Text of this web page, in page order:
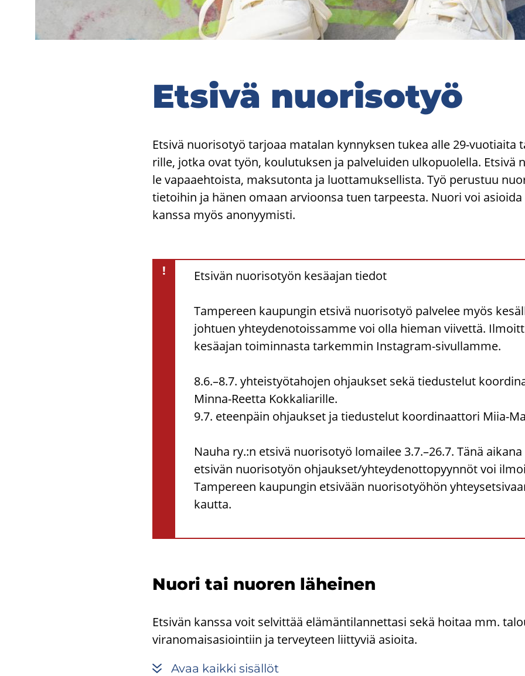
Et­si­vä nuo­ri­so­työ
Et­si­vä nuo­ri­so­työ tar­jo­aa ma­ta­lan kyn­nyk­sen tukea alle 29-​
ril­le, jotka ovat työn, kou­lu­tuk­sen ja pal­ve­lui­den ul­ko­puo­lel­la.
le va­paa­eh­tois­ta, mak­su­ton­ta ja luot­ta­muk­sel­lis­ta. Työ pe­rus­tuu
tie­toi­hin ja hänen omaan ar­vioon­sa tuen tar­pees­ta. Nuori voi
kans­sa myös ano­nyy­mis­ti.
! Etsivän nuorisotyön kesäajan tiedot
Tampereen kaupungin etsivä nuorisotyö palvelee myös
johtuen yhteydenotoissamme voi olla hieman viivettä.
kesäajan toiminnasta tarkemmin Instagram-sivullamme.
8.6.–8.7. yhteistyötahojen ohjaukset sekä tiedustelut
Minna-Reetta Kokkaliarille.
9.7. eteenpäin ohjaukset ja tiedustelut koordinaattori Miia-
Nauha ry.:n etsivä nuorisotyö lomailee 3.7.–26.7. Tänä
etsivän nuorisotyön ohjaukset/yhteydenottopyynnöt voi
Tampereen kaupungin etsivään nuorisotyöhön
kautta.
Nuori tai nuo­ren lä­hei­nen
Etsivän kanssa voit selvittää elämäntilannettasi sekä hoitaa mm.
viranomaisasiointiin ja terveyteen liittyviä asioita.
Avaa kaik­ki si­säl­löt